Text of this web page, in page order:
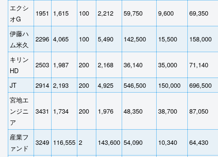
エクシ
オG
1951 1,615 100 2,212 59,750 9,600 69,350
伊藤ハ
ム米久
2296 4,065 100 5,490 142,500 15,500 158,000
キリン
HD
2503 1,987 200 2,168 36,140 35,000 71,140
JT 2914 2,193 200 4,925 546,500 150,000
696,500
宮地エ
ンジニ
ア
3431 1,734 200 1,976 48,350 38,700 87,050
産業フ
ァンド
3249 116,555 2 143,600 54,090 10,340 64,430